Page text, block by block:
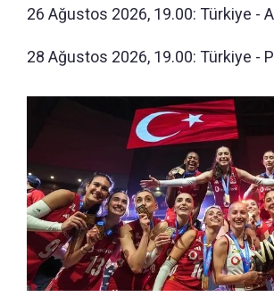
26 Ağustos 2026, 19.00: Türkiye -
28 Ağustos 2026, 19.00: Türkiye -